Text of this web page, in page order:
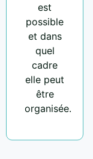
est
possible
et dans
quel
cadre
elle peut
être
organisée.